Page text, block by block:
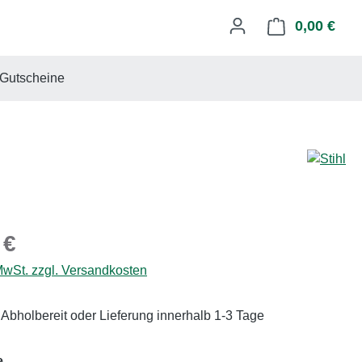
0,00 €
Gutscheine
zzgl. Versandkosten
oder Lieferung innerhalb 1-3 Tage